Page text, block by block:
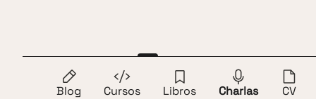
Saltar al contenido
Blog
Cursos Libros Charlas CV
Charlas